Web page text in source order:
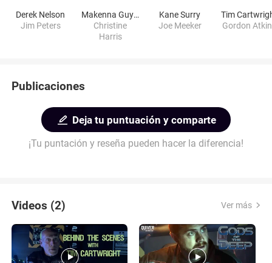
Derek Nelson
Jim Peters
Makenna Guyler
Christine
Harris
Kane Surry
Joe Meeker
Tim
Gordon
Publicaciones
Deja tu puntuación y comparte
¡Tu puntación y reseña pueden hacer la diferencia!
Videos (2) Ver más